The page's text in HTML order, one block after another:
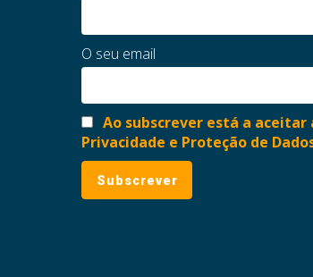
O seu email
Ao subscrever está a aceitar
Privacidade e Proteção de